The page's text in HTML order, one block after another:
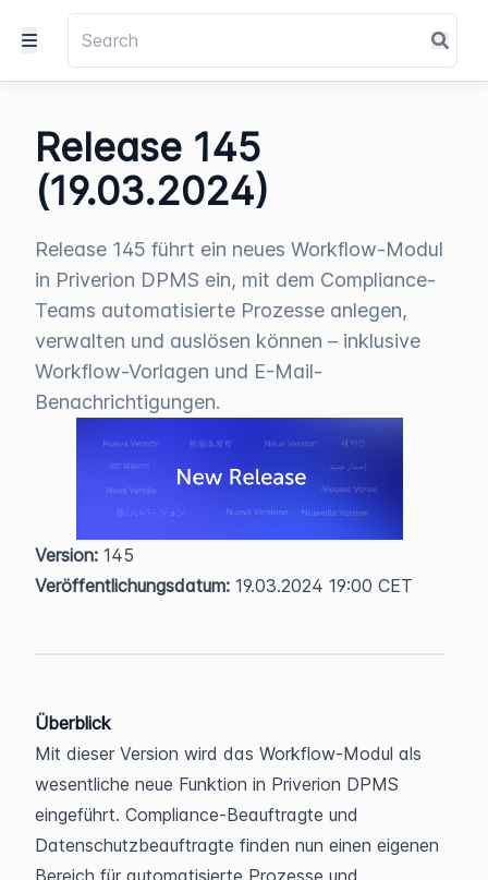
Release 145
(19.03.2024)
Release 145 führt ein neues Workflow-Modul
in Priverion DPMS ein, mit dem Compliance-
Teams automatisierte Prozesse anlegen,
verwalten und auslösen können – inklusive
Workflow-Vorlagen und E-Mail-
Benachrichtigungen.
Version: 145
Veröffentlichungsdatum: 19.03.2024 19:00 CET
Überblick
Mit dieser Version wird das Workflow-Modul als
wesentliche neue Funktion in Priverion DPMS
eingeführt. Compliance-Beauftragte und
Datenschutzbeauftragte finden nun einen eigenen
Bereich für automatisierte Prozesse und